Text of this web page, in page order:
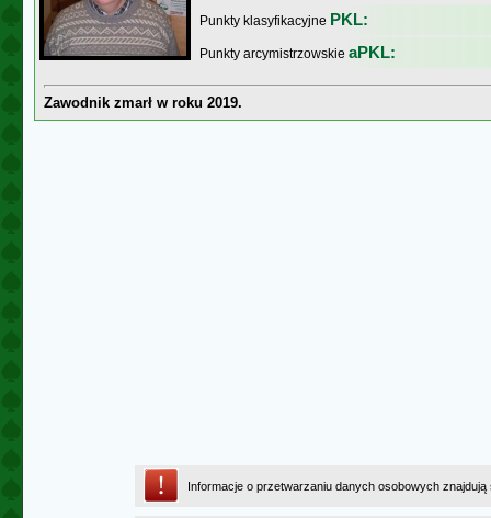
Punkty klasyfikacyjne PKL:
Punkty arcymistrzowskie aPKL:
Zawodnik zmarł w roku 2019.
Informacje o przetwarzaniu danych osobowych